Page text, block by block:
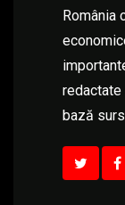
România
redactate
bază